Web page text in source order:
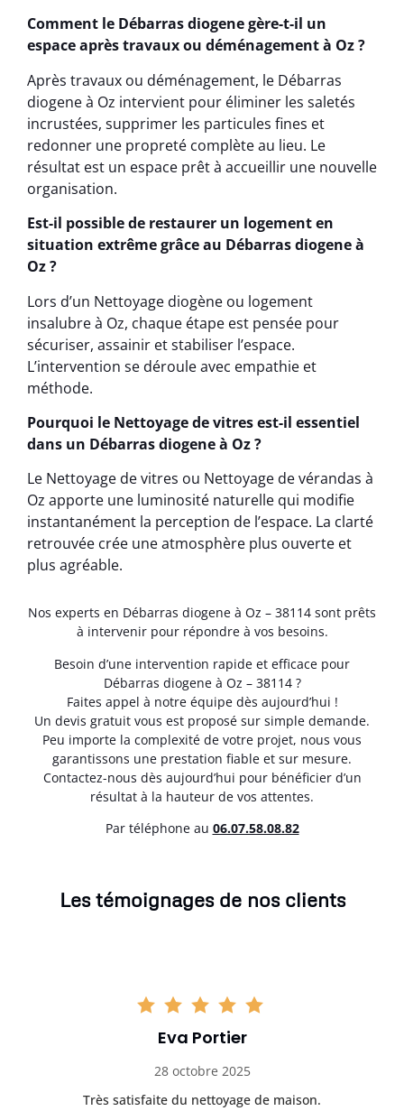
Comment le Débarras diogene gère-t-il un
espace après travaux ou déménagement à Oz ?
Après travaux ou déménagement, le Débarras
diogene à Oz intervient pour éliminer les saletés
incrustées, supprimer les particules fines et
redonner une propreté complète au lieu. Le
résultat est un espace prêt à accueillir une nouvelle
organisation.
Est-il possible de restaurer un logement en
situation extrême grâce au Débarras diogene à
Oz ?
Lors d’un Nettoyage diogène ou logement
insalubre à Oz, chaque étape est pensée pour
sécuriser, assainir et stabiliser l’espace.
L’intervention se déroule avec empathie et
méthode.
Pourquoi le Nettoyage de vitres est-il essentiel
dans un Débarras diogene à Oz ?
Le Nettoyage de vitres ou Nettoyage de vérandas à
Oz apporte une luminosité naturelle qui modifie
instantanément la perception de l’espace. La clarté
retrouvée crée une atmosphère plus ouverte et
plus agréable.
Nos experts en Débarras diogene à Oz – 38114 sont prêts
à intervenir pour répondre à vos besoins.
Besoin d’une intervention rapide et efficace pour
Débarras diogene à Oz – 38114 ?
Faites appel à notre équipe dès aujourd’hui !
Un devis gratuit vous est proposé sur simple demande.
Peu importe la complexité de votre projet, nous vous
garantissons une prestation fiable et sur mesure.
Contactez-nous dès aujourd’hui pour bénéficier d’un
résultat à la hauteur de vos attentes.
Par téléphone au 06.07.58.08.82
Les témoignages de nos clients
Eva Portier
28 octobre 2025
Très satisfaite du nettoyage de maison.